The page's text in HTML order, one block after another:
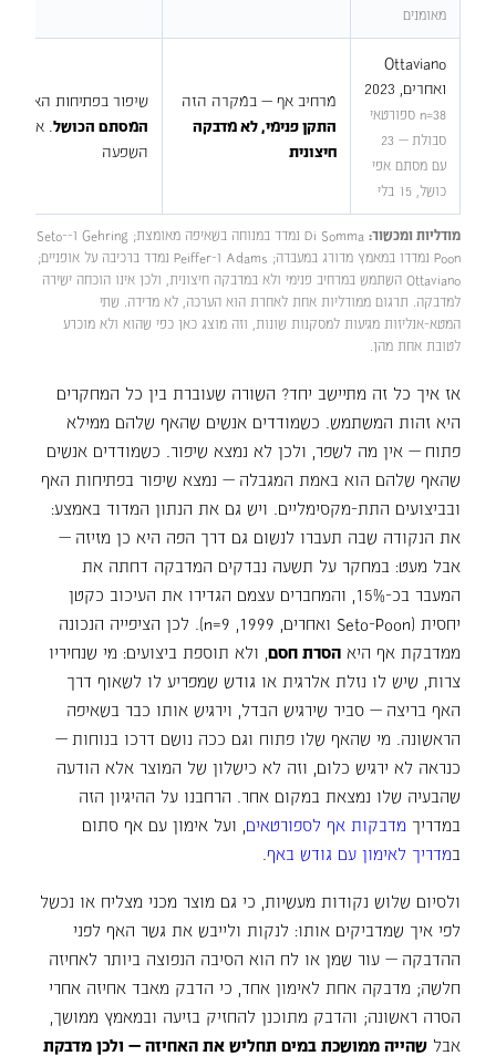
מאומנים
Ottaviano
ואחרים, 2023
n=38 ספורטאי
סבולת — 23
עם מסתם אפי
כושל, 15 בלי
מרחיב אף — במקרה הזה
התקן פנימי, לא מדבקה
חיצונית
שיפור בפתיחות האף
המסתם הכושל . אצל
השפעה
מודליות ומכשור:
Di Somma נמדד במנוחה בשאיפה מאומצת; Gehring ו-Seto-
Poon נמדדו במאמץ מדורג במעבדה; Adams ו-Peiffer נמדד ברכיבה על אופניים;
Ottaviano השתמש במרחיב פנימי ולא במדבקה חיצונית, ולכן אינו הוכחה ישירה
למדבקה. תרגום ממודליות אחת לאחרת הוא הערכה, לא מדידה. שתי
המטא-אנליזות מגיעות למסקנות שונות, וזה מוצג כאן כפי שהוא ולא מוכרע
לטובת אחת מהן.
אז איך כל זה מתיישב יחד? השורה שעוברת בין כל המחקרים
היא זהות המשתמש. כשמודדים אנשים שהאף שלהם ממילא
פתוח — אין מה לשפר, ולכן לא נמצא שיפור. כשמודדים אנשים
שהאף שלהם הוא באמת המגבלה — נמצא שיפור בפתיחות האף
ובביצועים התת-מקסימליים. ויש גם את הנתון המדוד באמצע:
את הנקודה שבה תעברו לנשום גם דרך הפה היא כן מזיזה —
אבל מעט: במחקר על תשעה נבדקים המדבקה דחתה את
המעבר בכ-15%, והמחברים עצמם הגדירו את העיכוב כקטן
יחסית (Seto-Poon ואחרים, 1999, n=9). לכן הציפייה הנכונה
ממדבקת אף היא הסרת חסם , ולא תוספת ביצועים: מי שנחיריו
צרות, שיש לו נזלת אלרגית או גודש שמפריע לו לשאוף דרך
האף בריצה — סביר שירגיש הבדל, וירגיש אותו כבר בשאיפה
הראשונה. מי שהאף שלו פתוח וגם ככה נושם דרכו בנוחות —
כנראה לא ירגיש כלום, וזה לא כישלון של המוצר אלא הודעה
שהבעיה שלו נמצאת במקום אחר. הרחבנו על ההיגיון הזה
במדריך מדבקות אף לספורטאים , ועל אימון עם אף סתום
במדריך לאימון עם גודש באף
ולסיום שלוש נקודות מעשיות, כי גם מוצר מכני מצליח או נכשל
לפי איך שמדביקים אותו: לנקות ולייבש את גשר האף לפני
ההדבקה — עור שמן או לח הוא הסיבה הנפוצה ביותר לאחיזה
חלשה; מדבקה אחת לאימון אחד, כי הדבק מאבד אחיזה אחרי
הסרה ראשונה; והדבק מתוכנן להחזיק בזיעה ובמאמץ ממושך,
אבל שהייה ממושכת במים תחליש את האחיזה — ולכן מדבקת